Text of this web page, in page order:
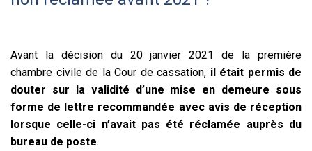
Avant la décision du 20 janvier 2021 de la première
chambre civile de la Cour de cassation, il était permis de
douter sur la validité d’une mise en demeure sous
forme de lettre recommandée avec avis de réception
lorsque celle-ci n’avait pas été réclamée auprès du
bureau de poste.